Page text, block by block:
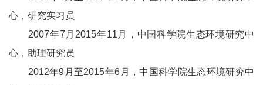
心，研究实习员
2007年7月2015年11月，中国科学院生态环境研究中
心，助理研究员
2012年9月至2015年6月，中国科学院生态环境研究中